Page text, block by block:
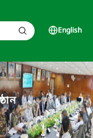
English